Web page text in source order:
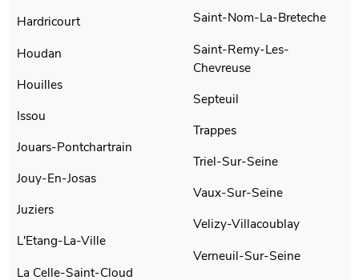
Hardricourt
Houdan
Houilles
Issou
Jouars-Pontchartrain
Jouy-En-Josas
Juziers
L'Etang-La-Ville
La Celle-Saint-Cloud
Saint-Nom-La-Breteche
Saint-Remy-Les-
Chevreuse
Septeuil
Trappes
Triel-Sur-Seine
Vaux-Sur-Seine
Velizy-Villacoublay
Verneuil-Sur-Seine